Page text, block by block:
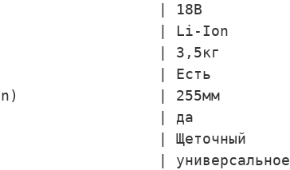
| 18В
| Li-Ion
| 3,5кг
| Есть
(min)                | 255мм
| да
| Щеточный
| универсальное